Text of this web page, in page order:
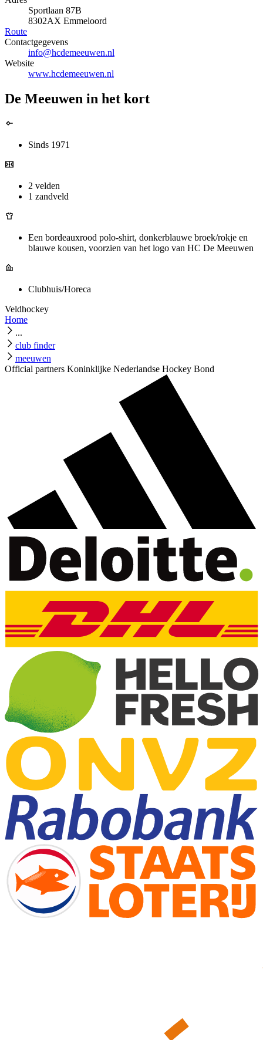
Sportlaan 87B
8302AX Emmeloord
Route
Contactgegevens
info@hcdemeeuwen.nl
Website
www.hcdemeeuwen.nl
De Meeuwen in het kort
Sinds 1971
2 velden
1 zandveld
Een bordeauxrood polo-shirt, donkerblauwe broek/rokje en
blauwe kousen, voorzien van het logo van HC De Meeuwen
Clubhuis/Horeca
Veldhockey
Home
...
club finder
meeuwen
Official partners Koninklijke Nederlandse Hockey Bond